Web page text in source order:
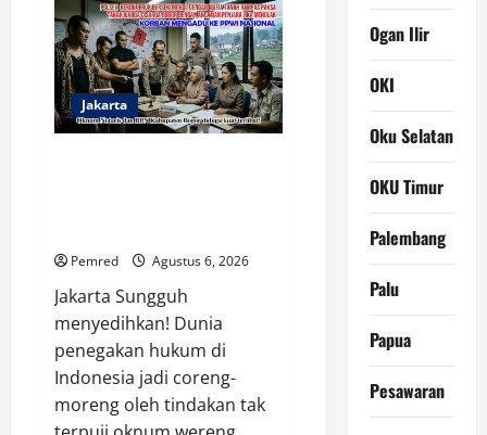
1×24
Jam,
Camat
Kemiling
Temukan
Dini
dan
Siapkan
Solusi
Jakarta
Pemred Agustus 6, 2026
Jakarta Sungguh
menyedihkan! Dunia
penegakan hukum di
Indonesia jadi coreng-
moreng oleh tindakan tak
Ogan Ilir
OKI
Oku Selatan
OKU Timur
Palembang
Palu
Papua
Pesawaran